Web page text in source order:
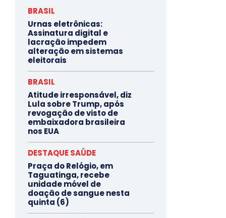
BRASIL
Urnas eletrônicas:
Assinatura digital e
lacração impedem
alteração em sistemas
eleitorais
BRASIL
Atitude irresponsável, diz
Lula sobre Trump, após
revogação de visto de
embaixadora brasileira
nos EUA
DESTAQUE SAÚDE
Praça do Relógio, em
Taguatinga, recebe
unidade móvel de
doação de sangue nesta
quinta (6)